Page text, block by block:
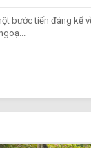
bước tiến đáng kể